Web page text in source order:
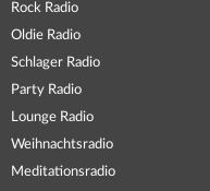
Rock Radio
Oldie Radio
Schlager Radio
Party Radio
Lounge Radio
Weihnachtsradio
Meditationsradio